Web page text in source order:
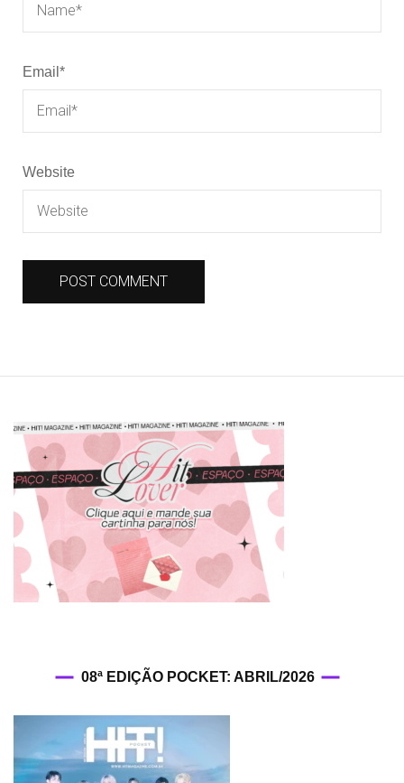
Email *
Website
08ª EDIÇÃO POCKET: ABRIL/2026